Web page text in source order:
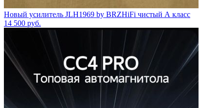
Новый усилитель JLH1969 by BRZHiFi чистый А класс
14 500 руб.